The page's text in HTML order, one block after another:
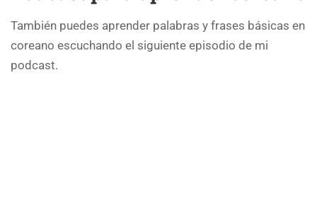
También puedes aprender palabras y frases básicas en
coreano escuchando el siguiente episodio de mi
podcast.